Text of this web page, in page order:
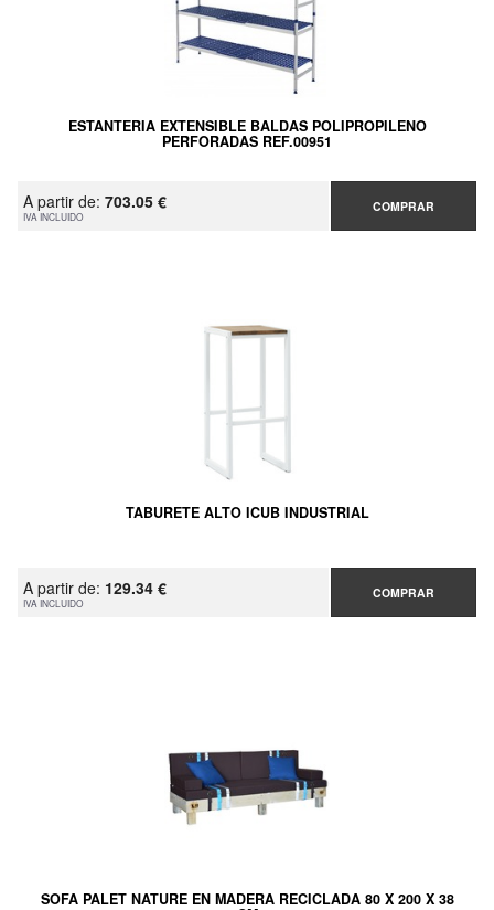
ESTANTERIA EXTENSIBLE BALDAS POLIPROPILENO
PERFORADAS REF.00951
A partir de: 703.05 €
IVA INCLUIDO
COMPRAR
TABURETE ALTO ICUB INDUSTRIAL
A partir de: 129.34 €
IVA INCLUIDO
COMPRAR
SOFA PALET NATURE EN MADERA RECICLADA 80 X 200 X 38